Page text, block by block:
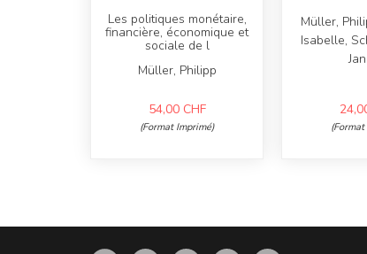
Les politiques monétaire,
financière, économique et
sociale de l
Müller, Philipp
54,00 CHF
(Format Imprimé)
Müller,
Isabelle,